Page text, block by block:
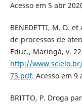
Acesso em 5 abr
BENEDETTI, M. D.
de processos de
Educ., Maringá, v.
http://
73.pdf. Acesso em 9
BRITTO, P. Droga